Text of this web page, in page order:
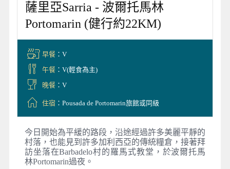
薩里亞Sarria - 波爾托馬林
Portomarin (健行約22KM)
早餐：V
午餐：V(輕食為主)
晚餐：V
住宿：Pousada de Portomarin旅館或同級
今日開始為平緩的路段，沿途經過許多美麗平靜的
村落，也能見到許多加利西亞的傳統糧倉，接著拜
訪坐落在Barbadelo村的羅馬式教堂，於波爾托馬
林Portomarin過夜。